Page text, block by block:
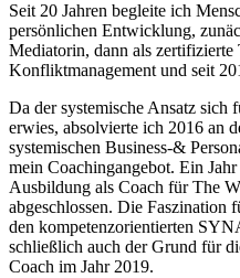
Seit 20 Jahren begleite ich
persönlichen Entwicklung,
Mediatorin, dann als
Konfliktmanagement und seit
Da der systemische Ansatz
erwies, absolvierte ich 2016 an
systemischen Business-&
mein Coachingangebot. Ein
Ausbildung als Coach für The
abgeschlossen. Die Faszination
den kompetenzorientierten
schließlich auch der Grund für
Coach im Jahr 2019.